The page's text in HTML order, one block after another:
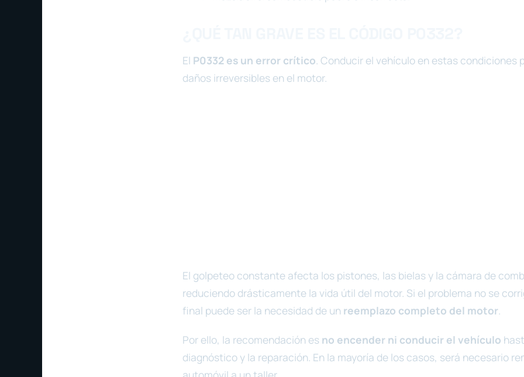
El P0332 es un error crítico. Conducir el vehículo en estas condiciones
daños irreversibles en el motor.
El golpeteo constante afecta los pistones, las bielas y la cámara de
reduciendo drásticamente la vida útil del motor. Si el problema no se
final puede ser la necesidad de un reemplazo completo del motor.
Por ello, la recomendación es no encender ni conducir el vehículo
diagnóstico y la reparación. En la mayoría de los casos, será necesario